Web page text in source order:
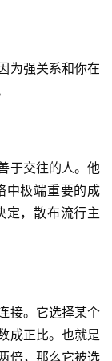
为强关系和你在
于交往的人。他
中极端重要的成
定，散布流行主
接。它选择某个
成正比。也就是
倍，那么它被选